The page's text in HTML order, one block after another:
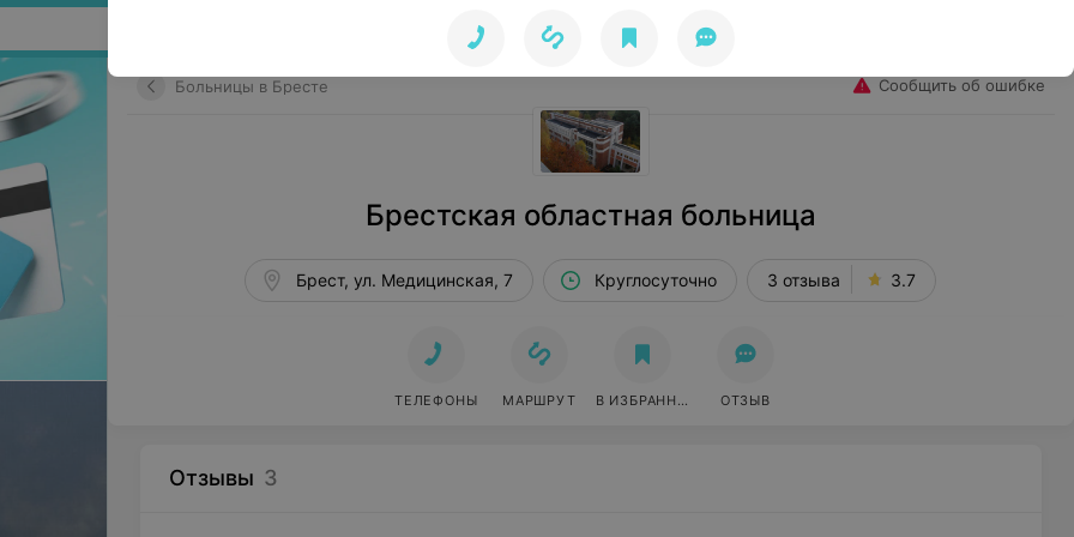
Больницы в Бресте Сообщить об ошибке
Брестская областная больница
Брест, ул. Медицинская, 7 Круглосуточно 3 отзыва 3.7
ТЕЛЕФОНЫ МАРШРУТ В ИЗБРАННОЕ ОТЗЫВ
Отзывы 3